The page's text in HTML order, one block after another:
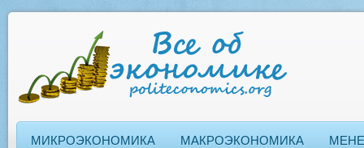
МИКРОЭКОНОМИКА МАКРОЭКОНОМИКА